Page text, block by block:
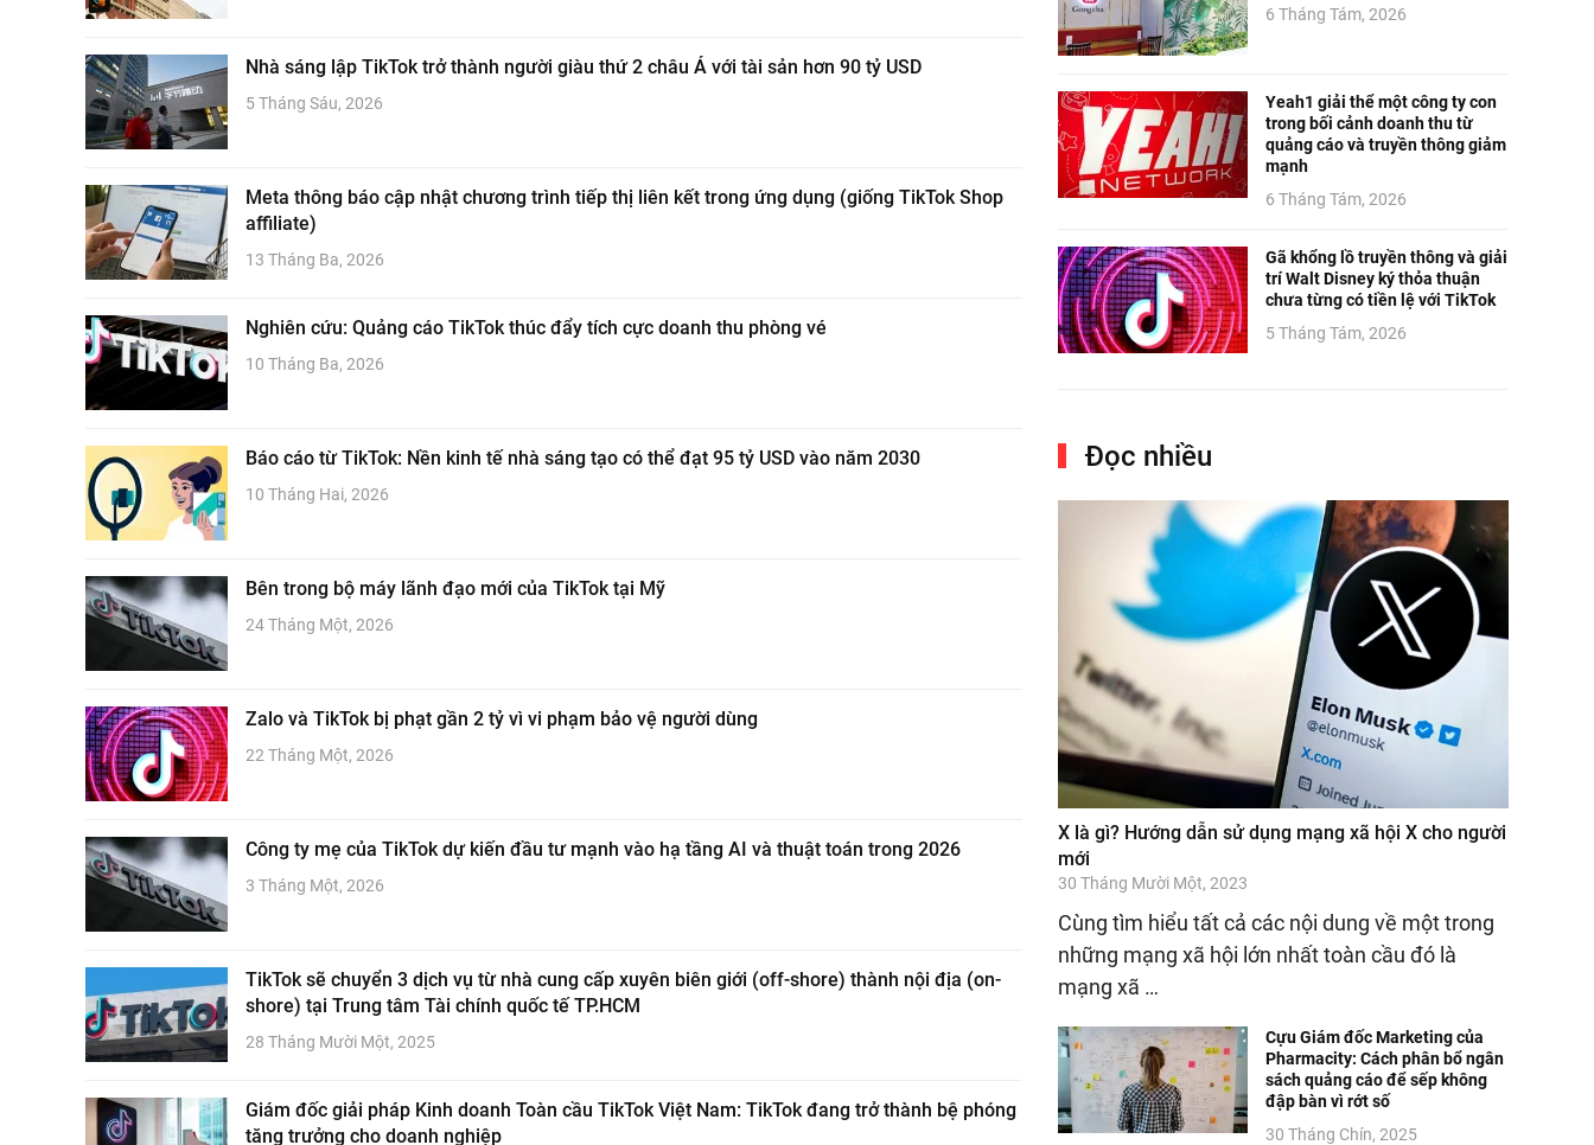
Nhà sáng lập TikTok trở thành người giàu thứ 2 châu Á với tài sản hơn 90 tỷ USD
5 Tháng Sáu, 2026
Meta thông báo cập nhật chương trình tiếp thị liên kết trong ứng dụng (giống TikTok Shop
affiliate)
13 Tháng Ba, 2026
Nghiên cứu: Quảng cáo TikTok thúc đẩy tích cực doanh thu phòng vé
10 Tháng Ba, 2026
Báo cáo từ TikTok: Nền kinh tế nhà sáng tạo có thể đạt 95 tỷ USD vào năm 2030
10 Tháng Hai, 2026
Bên trong bộ máy lãnh đạo mới của TikTok tại Mỹ
24 Tháng Một, 2026
Zalo và TikTok bị phạt gần 2 tỷ vì vi phạm bảo vệ người dùng
22 Tháng Một, 2026
Công ty mẹ của TikTok dự kiến đầu tư mạnh vào hạ tầng AI và thuật toán trong 2026
3 Tháng Một, 2026
TikTok sẽ chuyển 3 dịch vụ từ nhà cung cấp xuyên biên giới (off-shore) thành nội địa (on-
shore) tại Trung tâm Tài chính quốc tế TP.HCM
28 Tháng Mười Một, 2025
Giám đốc giải pháp Kinh doanh Toàn cầu TikTok Việt Nam: TikTok đang trở thành bệ phóng
tăng trưởng cho doanh nghiệp
6 Tháng Tám, 2026
Yeah1 giải thể một công ty con
trong bối cảnh doanh thu từ
quảng cáo và truyền thông giảm
mạnh
6 Tháng Tám, 2026
Gã khổng lồ truyền thông và giải
trí Walt Disney ký thỏa thuận
chưa từng có tiền lệ với TikTok
5 Tháng Tám, 2026
Đọc nhiều
X là gì? Hướng dẫn sử dụng mạng xã hội X cho người
mới
30 Tháng Mười Một, 2023
Cùng tìm hiểu tất cả các nội dung về một trong
những mạng xã hội lớn nhất toàn cầu đó là
mạng xã …
Cựu Giám đốc Marketing của
Pharmacity: Cách phân bổ ngân
sách quảng cáo để sếp không
đập bàn vì rớt số
30 Tháng Chín, 2025